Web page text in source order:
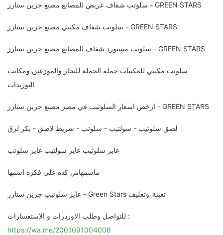
سلوتب شفاف عريض للمصانع مصنع جرين ستارز - GREEN STARS
سلوتب شفاف مكتبي مصنع جرين ستارز - GREEN STARS
سلوتب مستورد شفاف للمصانع مصنع جرين ستارز - GREEN STARS
سلوتب مكتبي للمكتبات جملة الجملة للتجار والموزعين ومكاتب
التوريدات
ارخص اسعار السلوتيب في مصر مصنع جرين ستارز - GREEN STARS
لصق سلوتيب - سولتيب - سلوتب - شريط لاصق - بكر لزق
عايز سلوتيب عايز سولتيب عايز سلوتب
ماسمهاش كده على فكره اسمها
عايز سلوتيب جرين ستارز - Green Stars تعبئة_وتغليف
للتواصل وطلب الاوردرات و الاستفسارات :
https://wa.me/2001091004008